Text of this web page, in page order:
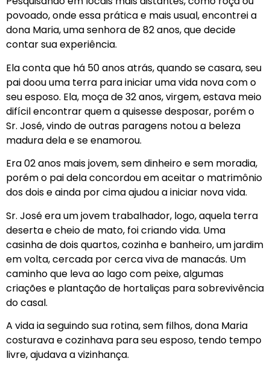
povoado, onde essa prática e mais usual, encontrei a
dona Maria, uma senhora de 82 anos, que decide
contar sua experiência.
Ela conta que há 50 anos atrás, quando se casara, seu
pai doou uma terra para iniciar uma vida nova com o
seu esposo. Ela, moça de 32 anos, virgem, estava meio
difícil encontrar quem a quisesse desposar, porém o
Sr. José, vindo de outras paragens notou a beleza
madura dela e se enamorou.
Era 02 anos mais jovem, sem dinheiro e sem moradia,
porém o pai dela concordou em aceitar o matrimônio
dos dois e ainda por cima ajudou a iniciar nova vida.
Sr. José era um jovem trabalhador, logo, aquela terra
deserta e cheio de mato, foi criando vida. Uma
casinha de dois quartos, cozinha e banheiro, um jardim
em volta, cercada por cerca viva de manacás. Um
caminho que leva ao lago com peixe, algumas
criações e plantação de hortaliças para sobrevivência
do casal.
A vida ia seguindo sua rotina, sem filhos, dona Maria
costurava e cozinhava para seu esposo, tendo tempo
livre, ajudava a vizinhança.